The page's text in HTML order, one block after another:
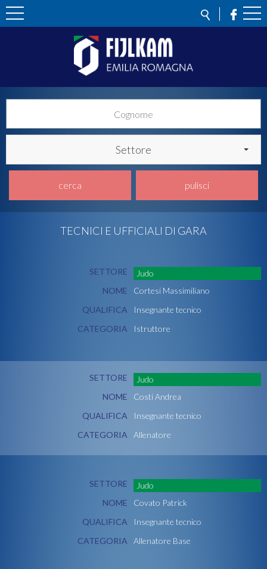
Settore
cerca pulisci
TECNICI E UFFICIALI DI GARA
SETTORE
Judo
NOME
Cortesi Massimiliano
QUALIFICA
Insegnante tecnico
CATEGORIA
Istruttore
SETTORE
Judo
NOME
Costi Andrea
QUALIFICA
Insegnante tecnico
CATEGORIA Allenatore
SETTORE
Judo
NOME
Covato Patrick
QUALIFICA
Insegnante tecnico
CATEGORIA
Allenatore Base